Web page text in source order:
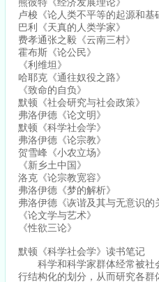
卢梭《论人类不平等的起源和基
巴利《天真的人类学家》
费孝通张之毅《云南三村》
霍布斯《论公民》
《利维坦》
哈耶克《通往奴役之路》
《致命的自负》
默顿《社会研究与社会政策》
弗洛伊德《论文明》
默顿《科学社会学》
弗洛伊德《论宗教》
贺雪峰《小农立场》
《新乡土中国》
洛克《论宗教宽容》
弗洛伊德《梦的解析》
弗洛伊德《诙谐及其与无意识的
《论文学与艺术》
《性欲三论》
默顿《科学社会学》读书笔记
科学和科学家群体经常被社
行结构化的划分，从而研究各